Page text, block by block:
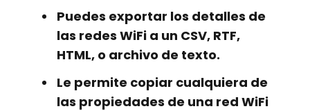
Puedes exportar los detalles de
las redes WiFi a un CSV, RTF,
HTML, o archivo de texto.
Le permite copiar cualquiera de
las propiedades de una red WiFi